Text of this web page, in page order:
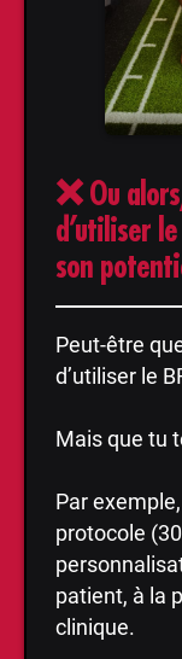
❌ Ou
d’utiliser
son
Peut-être
d’utiliser le
Mais que tu
Par
protocole
patient, à la
clinique.